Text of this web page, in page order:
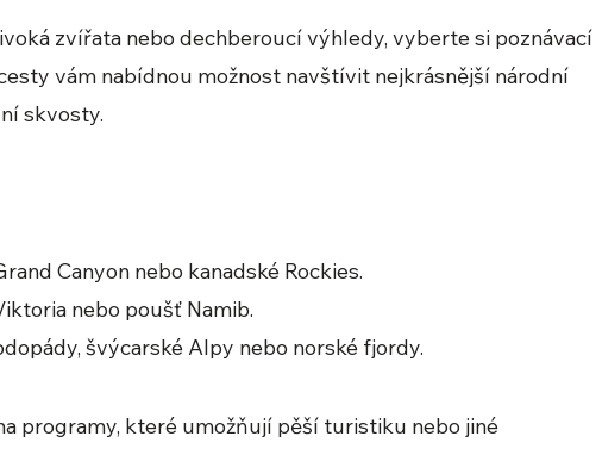
zvířata nebo dechberoucí výhledy, vyberte si poznávací
vám nabídnou možnost navštívit nejkrásnější národní
skvosty.
Canyon nebo kanadské Rockies.
nebo poušť Namib.
švýcarské Alpy nebo norské fjordy.
programy, které umožňují pěší turistiku nebo jiné